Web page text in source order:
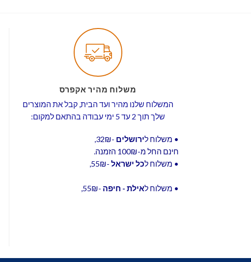
משלוח מהיר אקפרס
המשלוח שלנו מהיר ועד הבית, קבל את המוצרים
שלך תוך 2 עד 5 ימי עבודה בהתאם למקום:
• משלוח לירושלים -32₪,
חינם החל מ-100₪ הזמנה.
• משלוח לכל ישראל -55₪,
• משלוח לאילת - חיפה -55₪,